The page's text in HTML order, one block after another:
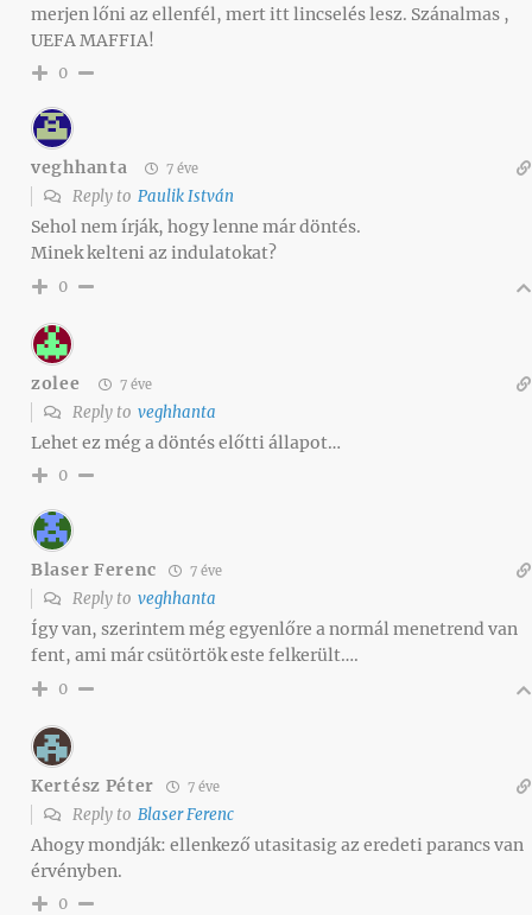
merjen lőni az ellenfél, mert itt lincselés lesz. Szánalmas ,
UEFA MAFFIA!
0
veghhanta 7 éve
Reply to Paulik István
Sehol nem írják, hogy lenne már döntés.
Minek kelteni az indulatokat?
0
zolee 7 éve
Reply to veghhanta
Lehet ez még a döntés előtti állapot…
0
Blaser Ferenc 7 éve
Reply to veghhanta
Így van, szerintem még egyenlőre a normál menetrend van
fent, ami már csütörtök este felkerült….
0
Kertész Péter 7 éve
Reply to Blaser Ferenc
Ahogy mondják: ellenkező utasitasig az eredeti parancs van
érvényben.
0